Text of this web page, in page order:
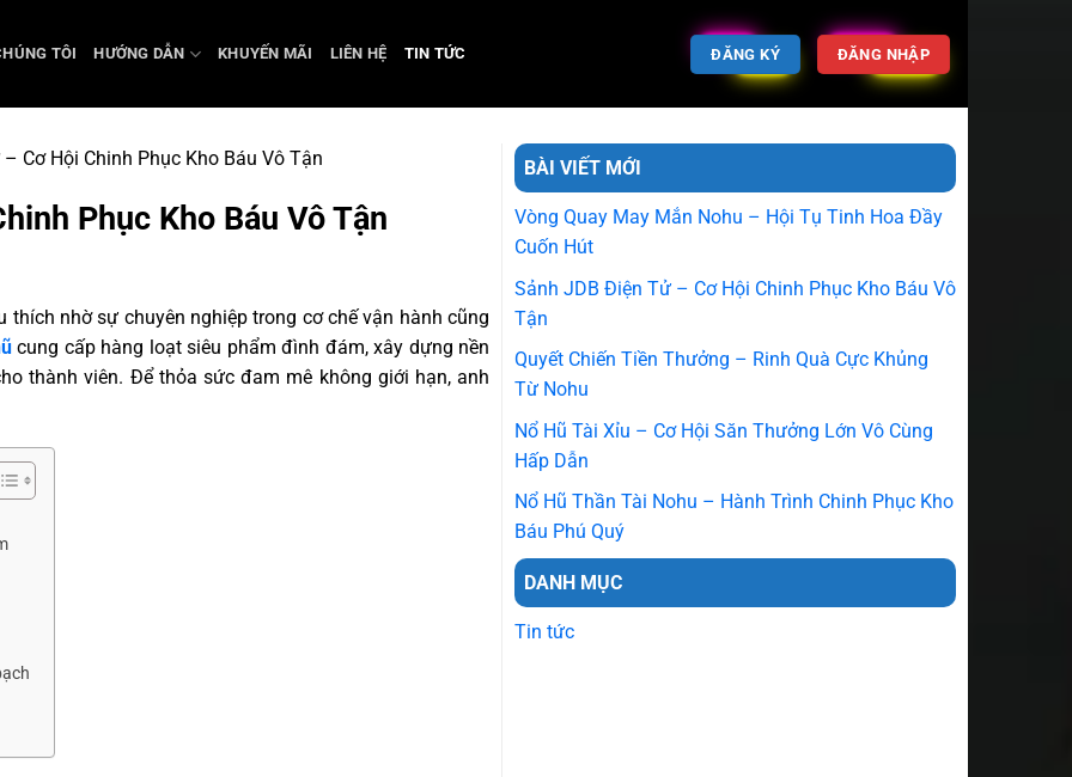
TÔI HƯỚNG DẪN KHUYẾN MÃI LIÊN HỆ TIN TỨC ĐĂNG KÝ ĐĂNG NHẬP
Cơ Hội Chinh Phục Kho Báu Vô Tận
Phục Kho Báu Vô Tận
nhờ sự chuyên nghiệp trong cơ chế vận hành cũng
cung cấp hàng loạt siêu phẩm đình đám, xây dựng nền
thành viên. Để thỏa sức đam mê không giới hạn, anh
BÀI VIẾT MỚI
Vòng Quay May Mắn Nohu – Hội Tụ Tinh Hoa Đầy
Cuốn Hút
Sảnh JDB Điện Tử – Cơ Hội Chinh Phục Kho Báu Vô
Tận
Quyết Chiến Tiền Thưởng – Rinh Quà Cực Khủng
Từ Nohu
Nổ Hũ Tài Xỉu – Cơ Hội Săn Thưởng Lớn Vô Cùng
Hấp Dẫn
Nổ Hũ Thần Tài Nohu – Hành Trình Chinh Phục Kho
Báu Phú Quý
DANH MỤC
Tin tức